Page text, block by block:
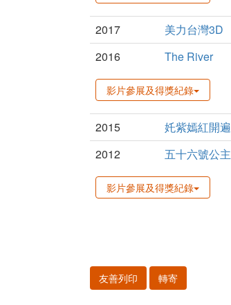
2017
美力台灣3D
2016
The River
影片參展及得獎紀錄
2015
奼紫嫣紅開遍
2012
五十六號公主
影片參展及得獎紀錄
友善列印 轉寄